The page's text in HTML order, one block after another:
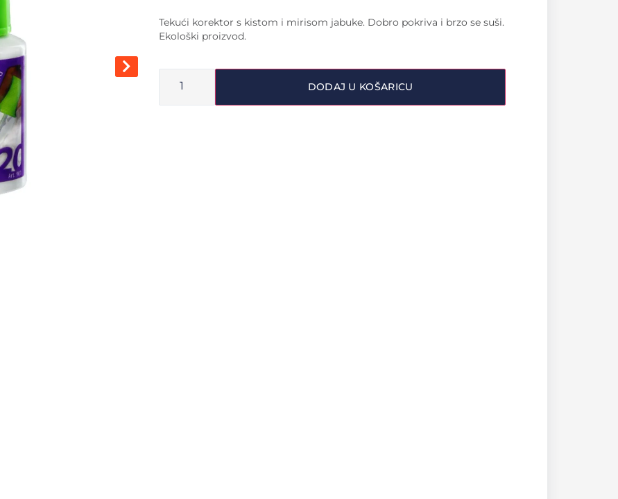
Tekući korektor s kistom i mirisom jabuke. Dobro pokriva i brzo se suši.
Ekološki proizvod.
DODAJ U KOŠARICU